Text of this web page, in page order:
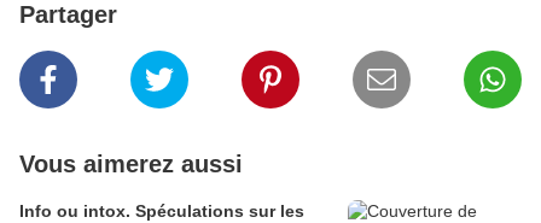
Partager
Vous aimerez aussi
Info ou intox. Spéculations sur les